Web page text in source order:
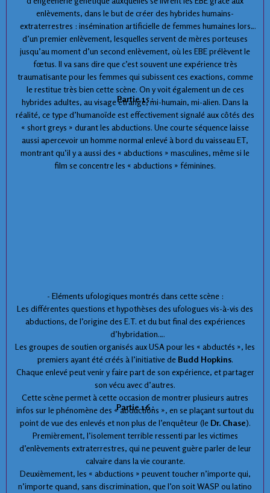
enlèvements, dans le but de créer des hybrides humains-
extraterrestres : insémination artificielle de femmes humaines lors
d’un premier enlèvement, lesquelles servent de mères porteuses
jusqu’au moment d’un second enlèvement, où les EBE prélèvent le
fœtus. Il va sans dire que c’est souvent une expérience très
traumatisante pour les femmes qui subissent ces exactions, comme
le restitue très bien cette scène. On y voit également un de ces
hybrides adultes, au visage étrange, mi-humain, mi-alien. Dans la
réalité, ce type d’humanoïde est effectivement signalé aux côtés des
« short greys » durant les abductions. Une courte séquence laisse
aussi apercevoir un homme normal enlevé à bord du vaisseau ET,
montrant qu’il y a aussi des « abductions » masculines, même si le
film se concentre les « abductions » féminines.
Partie 15 :
- Eléments ufologiques montrés dans cette scène :
Les différentes questions et hypothèses des ufologues vis-à-vis des
abductions, de l’origine des E.T. et du but final des expériences
d’hybridation.
Les groupes de soutien organisés aux USA pour les « abductés », les
premiers ayant été créés à l’initiative de Budd Hopkins.
Chaque enlevé peut venir y faire part de son expérience, et partager
son vécu avec d’autres.
Cette scène permet à cette occasion de montrer plusieurs autres
infos sur le phénomène des « abductions », en se plaçant surtout du
point de vue des enlevés et non plus de l’enquêteur (le Dr. Chase).
Premièrement, l’isolement terrible ressenti par les victimes
d’enlèvements extraterrestres, qui ne peuvent guère parler de leur
calvaire dans la vie courante.
Deuxièmement, les « abductions » peuvent toucher n’importe qui,
n’importe quand, sans discrimination, que l’on soit WASP ou latino
Partie 16 :